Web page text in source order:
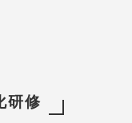
研修